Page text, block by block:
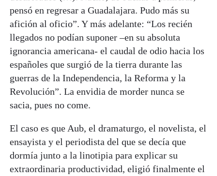
pensó en regresar a Guadalajara. Pudo más su
afición al oficio”. Y más adelante: “Los recién
llegados no podían suponer –en su absoluta
ignorancia americana- el caudal de odio hacia los
españoles que surgió de la tierra durante las
guerras de la Independencia, la Reforma y la
Revolución”. La envidia de morder nunca se
sacia, pues no come.
El caso es que Aub, el dramaturgo, el novelista, el
ensayista y el periodista del que se decía que
dormía junto a la linotipia para explicar su
extraordinaria productividad, eligió finalmente el